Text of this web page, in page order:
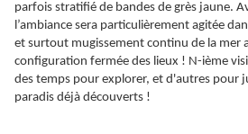
parfois stratifié de bandes de grès jaune.
l’ambiance sera particulièrement agitée
et surtout mugissement continu de la mer
configuration fermée des lieux ! N-ième
des temps pour explorer, et d'autres pour
paradis déjà découverts !